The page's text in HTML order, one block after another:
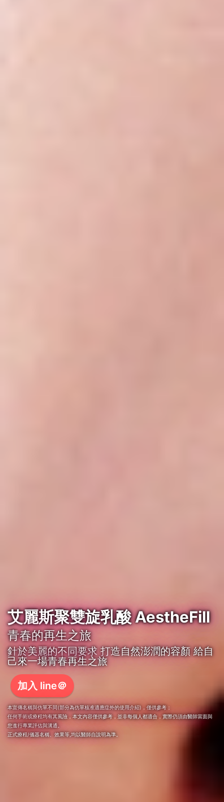
艾麗斯聚雙旋乳酸 AestheFill
青春的再生之旅
針於美麗的不同要求 打造自然澎潤的容顏 給自
己來一場青春再生之旅
加入 line＠
本宣傳名稱與仿單不同(部分為仿單核准適應症外的使用介紹)，僅供參考；
任何手術或療程均有其風險，本文內容僅供參考，並非每個人都適合，實際仍須由醫師當面與
您進行專業評估與溝通。
正式療程/儀器名稱、效果等,均以醫師自說明為準。